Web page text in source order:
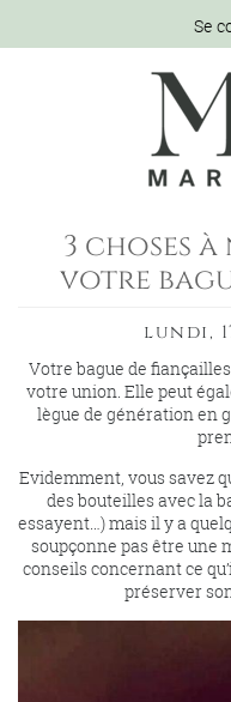
Se
3 choses
votre
lundi,
Votre bague de
votre union. Elle peut
lègue de génération en
Evidemment, vous savez
des bouteilles avec la
essayent…) mais il y a
soupçonne pas être une
conseils concernant ce
préserver